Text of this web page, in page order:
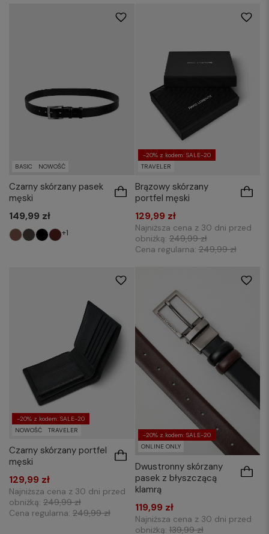
BASIC NOWOŚĆ
Czarny skórzany pasek
męski
149,99 zł
+1
-20% z kodem: SALE-20
TRAVELER
Brązowy skórzany
portfel męski
129,99 zł
Najniższa cena z 30 dni przed
obniżką:249,99 zł
Cena regularna:249,99 zł
-20% z kodem: SALE-20
NOWOŚĆ
TRAVELER
Czarny skórzany portfel
męski
129,99 zł
Najniższa cena z 30 dni przed
obniżką: 249,99 zł
Cena regularna: 249,99 zł
-20% z kodem: SALE-20
ONLINE ONLY
Dwustronny skórzany
pasek z błyszczącą
klamrą
119,99 zł
Najniższa cena z 30 dni przed
obniżką:139,99 zł